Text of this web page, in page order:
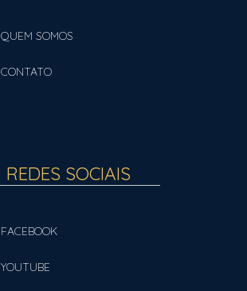
QUEM SOMOS
CONTATO
REDES SOCIAIS
FACEBOOK
YOUTUBE